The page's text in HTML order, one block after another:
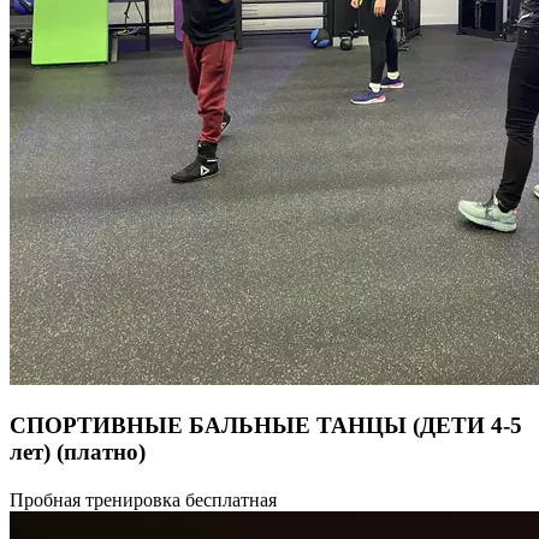
СПОРТИВНЫЕ БАЛЬНЫЕ ТАНЦЫ (ДЕТИ 4-5
лет) (платно)
4-5 лет (Беби) Подготовительная группа спортивных бальных
Пробная тренировка бесплатная